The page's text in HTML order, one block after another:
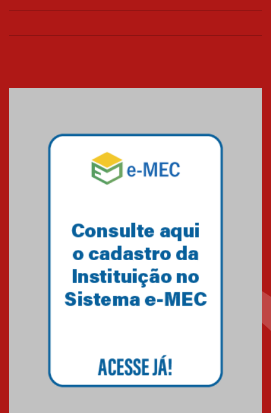
Mackenzie mobiliza campanha
solidária para apoiar famílias em
Minas Gerais
Primeiro culto do ano ressalta o
27.02.2026